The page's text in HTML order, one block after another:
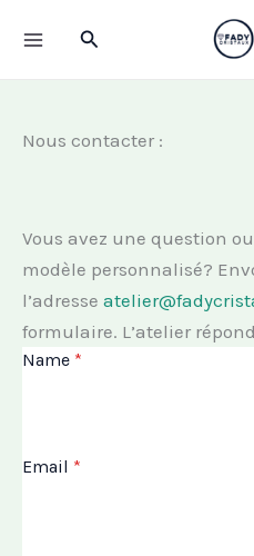
Rechercher
Nous contacter :
Vous avez une question
modèle personnalisé?
l’adresse
formulaire. L’atelier
Name *
Email *